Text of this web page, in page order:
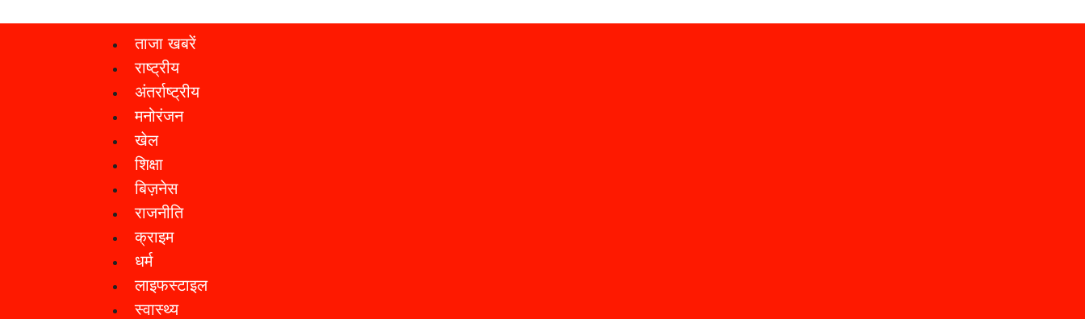
ताजा खबरें
राष्ट्रीय
अंतर्राष्ट्रीय
मनोरंजन
खेल
शिक्षा
बिज़नेस
राजनीति
क्राइम
धर्म
लाइफस्टाइल
स्वास्थ्य